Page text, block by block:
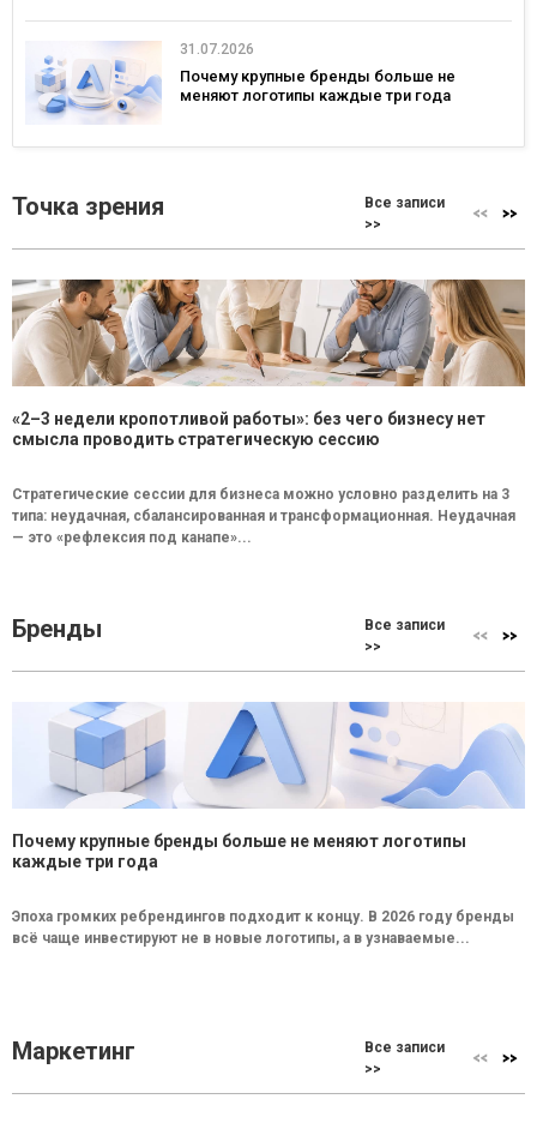
31.07.2026
Почему крупные бренды больше не
меняют логотипы каждые три года
Точка зрения
Все записи
>>
«2–3 недели кропотливой работы»: без чего бизнесу нет
смысла проводить стратегическую сессию
Стратегические сессии для бизнеса можно условно разделить на 3
типа: неудачная, сбалансированная и трансформационная. Неудачная
— это «рефлексия под канапе»...
Бренды
Все записи
>>
Почему крупные бренды больше не меняют логотипы
каждые три года
Эпоха громких ребрендингов подходит к концу. В 2026 году бренды
всё чаще инвестируют не в новые логотипы, а в узнаваемые...
Маркетинг
Все записи
>>